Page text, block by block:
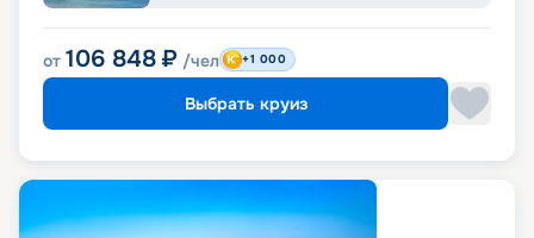
от 106 848 ₽ /чел +1 000
Выбрать круиз